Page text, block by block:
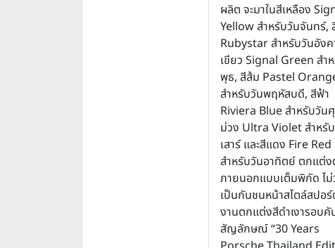
ผลิต จะมาในสีเหลือง
Yellow สำหรับวันจันทร์,
Rubystar สำหรับวันอังค
เขียว Signal Green สำ
พุธ, สีส้ม Pastel
สำหรับวันพฤหัสบดี, สีฟ้า
Riviera Blue สำหรับวัน
ม่วง Ultra Violet สำหรั
เสาร์ และสีแดง Fire Red
สำหรับวันอาทิตย์ ตกแต่
ภายนอกแบบเต็มพิกัด ไม่
เป็นกันชนหน้าสไตล์สปอ
งานตกแต่งสีดำเงารอบคั
สัญลักษณ์ “30 Years